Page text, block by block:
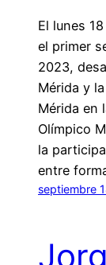
El lunes
el primer
2023,
Mérida y
Mérida en
Olímpico
la
entre
septiembre